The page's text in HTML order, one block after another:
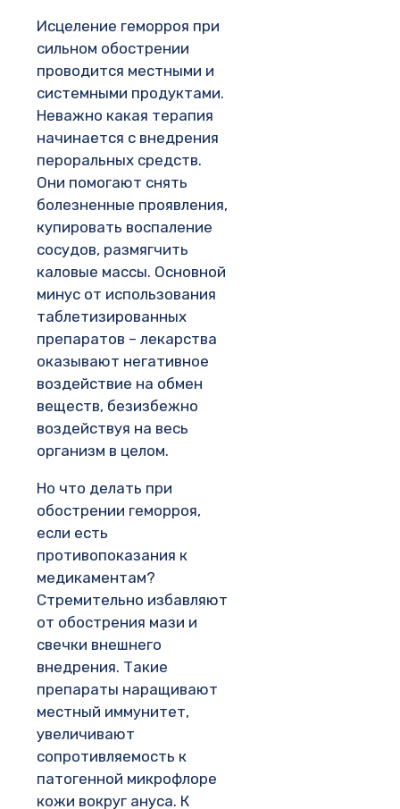
Исцеление геморроя при
сильном обострении
проводится местными и
системными продуктами.
Неважно какая терапия
начинается с внедрения
пероральных средств.
Они помогают снять
болезненные проявления,
купировать воспаление
сосудов, размягчить
каловые массы. Основной
минус от использования
таблетизированных
препаратов – лекарства
оказывают негативное
воздействие на обмен
веществ, безизбежно
воздействуя на весь
организм в целом.
Но что делать при
обострении геморроя,
если есть
противопоказания к
медикаментам?
Стремительно избавляют
от обострения мази и
свечки внешнего
внедрения. Такие
препараты наращивают
местный иммунитет,
увеличивают
сопротивляемость к
патогенной микрофлоре
кожи вокруг ануса. К